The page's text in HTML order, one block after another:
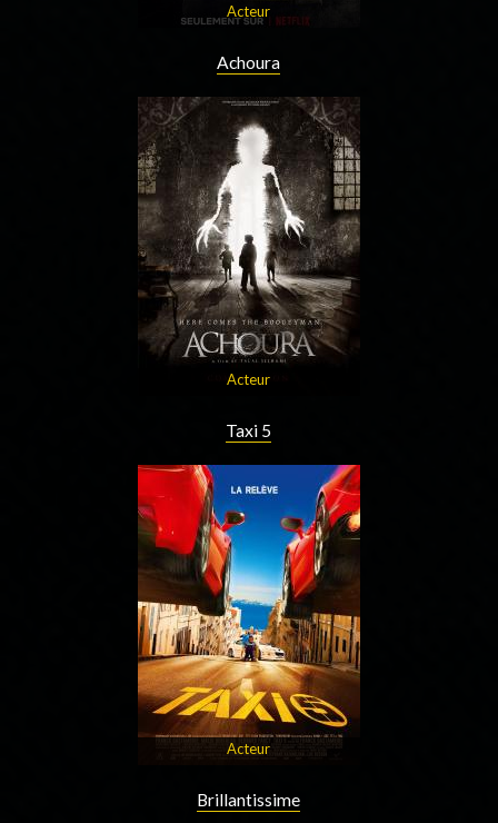
Acteur
Achoura
Acteur
Taxi 5
Acteur
Brillantissime